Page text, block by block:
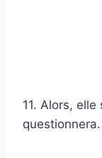
11. Alors, elle
questionnera.